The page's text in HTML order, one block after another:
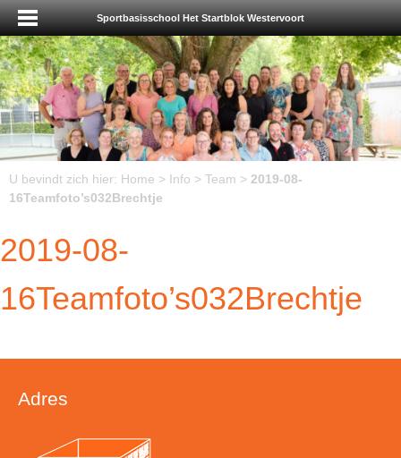
Sportbasisschool Het Startblok Westervoort
U bevindt zich hier: Home > Info > Team > 2019-08-
16Teamfoto’s032Brechtje
2019-08-
16Teamfoto’s032Brechtje
Adres